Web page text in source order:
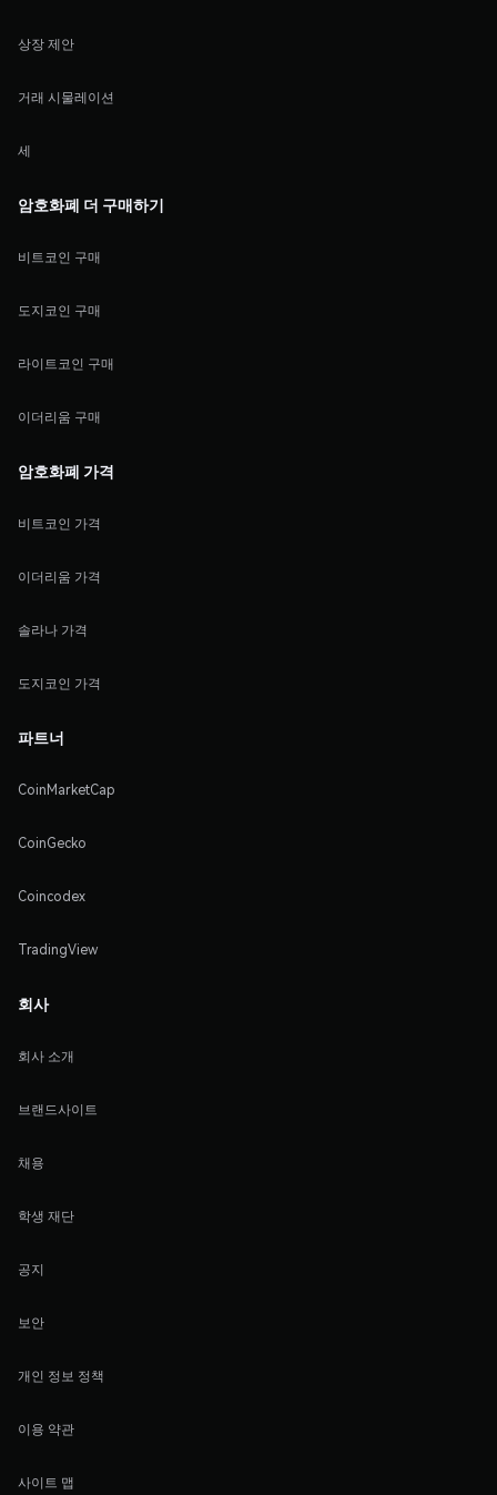
상장 제안
거래 시물레이션
세
암호화폐 더 구매하기
비트코인 구매
도지코인 구매
라이트코인 구매
이더리움 구매
암호화폐 가격
비트코인 가격
이더리움 가격
솔라나 가격
도지코인 가격
파트너
CoinMarketCap
CoinGecko
Coincodex
TradingView
회사
회사 소개
브랜드사이트
채용
학생 재단
공지
보안
개인 정보 정책
이용 약관
사이트 맵